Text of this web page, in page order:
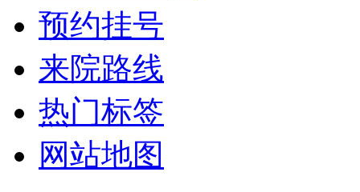
预约挂号
来院路线
热门标签
网站地图